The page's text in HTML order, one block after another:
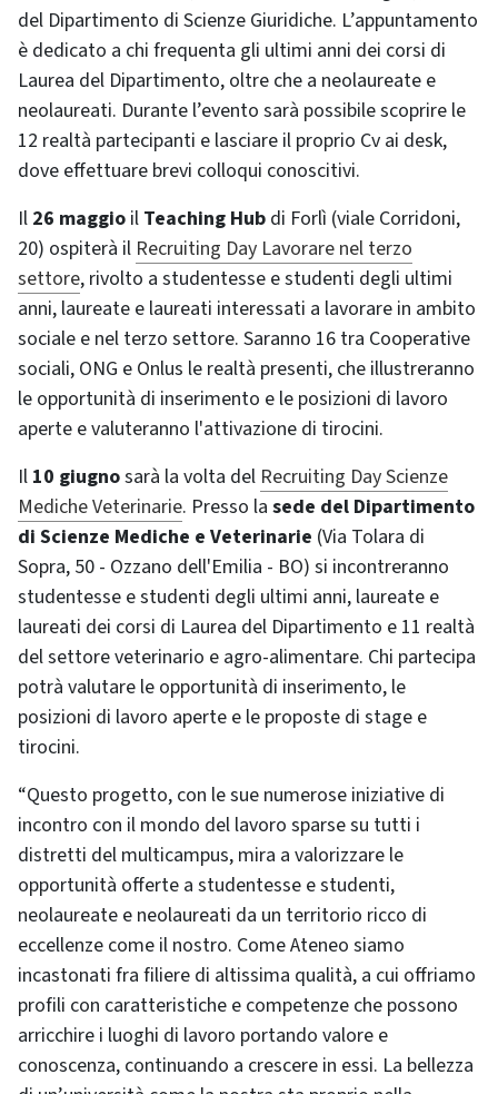
del Dipartimento di Scienze Giuridiche. L’appuntamento
è dedicato a chi frequenta gli ultimi anni dei corsi di
Laurea del Dipartimento, oltre che a neolaureate e
neolaureati. Durante l’evento sarà possibile scoprire le
12 realtà partecipanti e lasciare il proprio Cv ai desk,
dove effettuare brevi colloqui conoscitivi.
Il 26 maggio il Teaching Hub di Forlì (viale Corridoni,
20) ospiterà il Recruiting Day Lavorare nel terzo
settore, rivolto a studentesse e studenti degli ultimi
anni, laureate e laureati interessati a lavorare in ambito
sociale e nel terzo settore. Saranno 16 tra Cooperative
sociali, ONG e Onlus le realtà presenti, che illustreranno
le opportunità di inserimento e le posizioni di lavoro
aperte e valuteranno l'attivazione di tirocini.
Il 10 giugnosarà la volta del Recruiting Day Scienze
Mediche Veterinarie. Presso la sede del Dipartimento
di Scienze Mediche e Veterinarie (Via Tolara di
Sopra, 50 - Ozzano dell'Emilia - BO) si incontreranno
studentesse e studenti degli ultimi anni, laureate e
laureati dei corsi di Laurea del Dipartimento e 11 realtà
del settore veterinario e agro-alimentare. Chi partecipa
potrà valutare le opportunità di inserimento, le
posizioni di lavoro aperte e le proposte di stage e
tirocini.
“Questo progetto, con le sue numerose iniziative di
incontro con il mondo del lavoro sparse su tutti i
distretti del multicampus, mira a valorizzare le
opportunità offerte a studentesse e studenti,
neolaureate e neolaureati da un territorio ricco di
eccellenze come il nostro. Come Ateneo siamo
incastonati fra filiere di altissima qualità, a cui offriamo
profili con caratteristiche e competenze che possono
arricchire i luoghi di lavoro portando valore e
conoscenza, continuando a crescere in essi. La bellezza